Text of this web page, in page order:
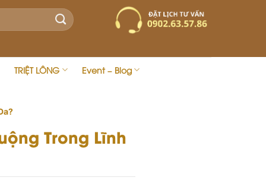
TRIỆT LÔNG Event – Blog
Trong Lĩnh